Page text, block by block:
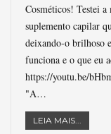
Cosméticos! Testei
suplemento capilar
deixando-o brilhoso
funciona e o que eu
https://youtu.be/
"A…
LEIA MAIS...